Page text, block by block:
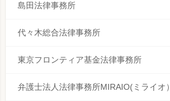
島田法律事務所
代々木総合法律事務所
東京フロンティア基金法律事務所
弁護士法人法律事務所MIRAIO(ミライオ）